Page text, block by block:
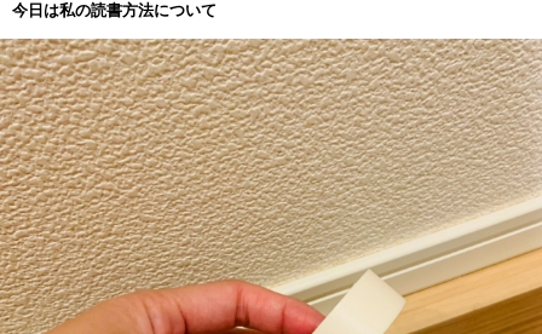
今日は私の読書方法について